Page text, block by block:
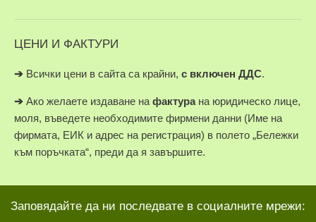
ЦЕНИ И ФАКТУРИ
➔ Всички цени в сайта са крайни, с включен ДДС.
➔ Ако желаете издаване на фактура на юридическо лице,
моля, въведете необходимите фирмени данни (Име на
фирмата, ЕИК и адрес на регистрация) в полето „Бележки
към поръчката“, преди да я завършите.
Заповядайте да ни последвате в социалните мрежи: